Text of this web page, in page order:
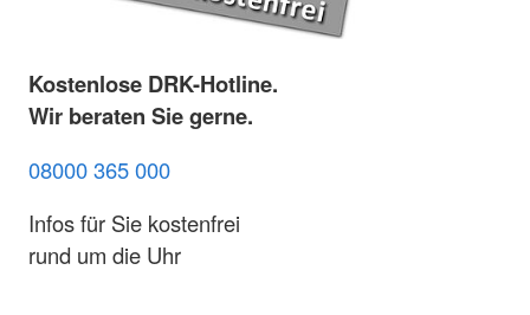
Kostenlose DRK-Hotline.
Wir beraten Sie gerne.
08000 365 000
Infos für Sie kostenfrei
rund um die Uhr